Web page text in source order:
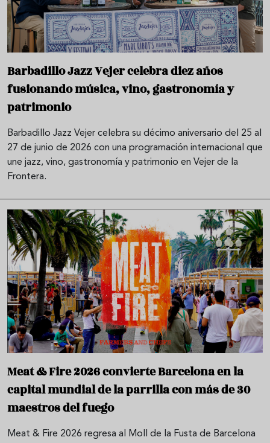
Barbadillo Jazz Vejer celebra diez años
fusionando música, vino, gastronomía y
patrimonio
Barbadillo Jazz Vejer celebra su décimo aniversario del 25 al
27 de junio de 2026 con una programación internacional que
une jazz, vino, gastronomía y patrimonio en Vejer de la
Frontera.
Meat & Fire 2026 convierte Barcelona en la
capital mundial de la parrilla con más de 30
maestros del fuego
Meat & Fire 2026 regresa al Moll de la Fusta de Barcelona